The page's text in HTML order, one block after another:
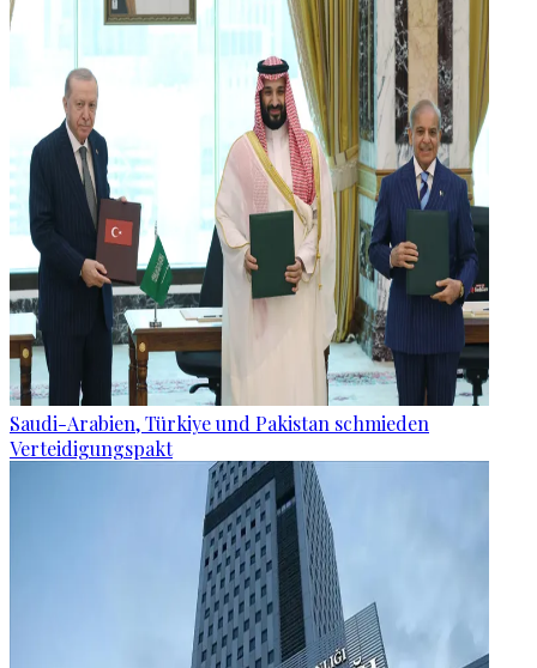
Saudi-Arabien, Türkiye und Pakistan schmieden
Verteidigungspakt